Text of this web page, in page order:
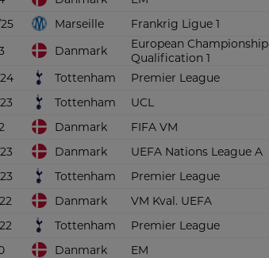
Marseille Frankrig Ligue 1
Danmark
European Championship
Qualification 1
Tottenham Premier League
Tottenham UCL
Danmark FIFA VM
Danmark UEFA Nations League A
Tottenham Premier League
Danmark VM Kval. UEFA
Tottenham Premier League
Danmark EM